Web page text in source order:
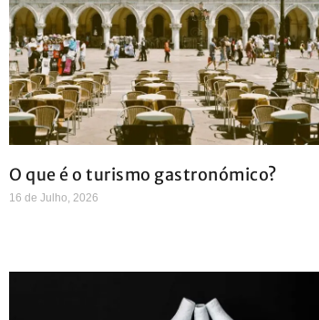
O que é o turismo gastronómico?
16 de Julho, 2026